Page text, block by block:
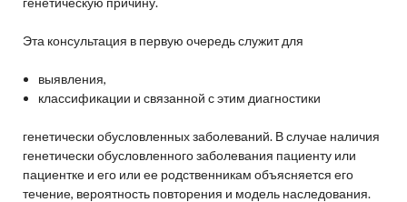
Эта консультация в первую очередь служит для
выявления,
классификации и связанной с этим диагностики
генетически обусловленных заболеваний. В случае наличия
генетически обусловленного заболевания пациенту или
пациентке и его или ее родственникам объясняется его
течение, вероятность повторения и модель наследования.